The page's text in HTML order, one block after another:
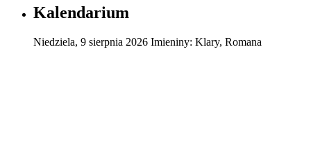
Kalendarium
Niedziela, 9 sierpnia 2026 Imieniny: Klary, Romana